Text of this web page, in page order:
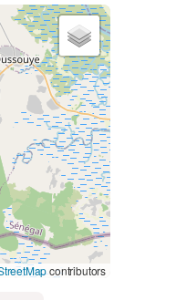
contributors